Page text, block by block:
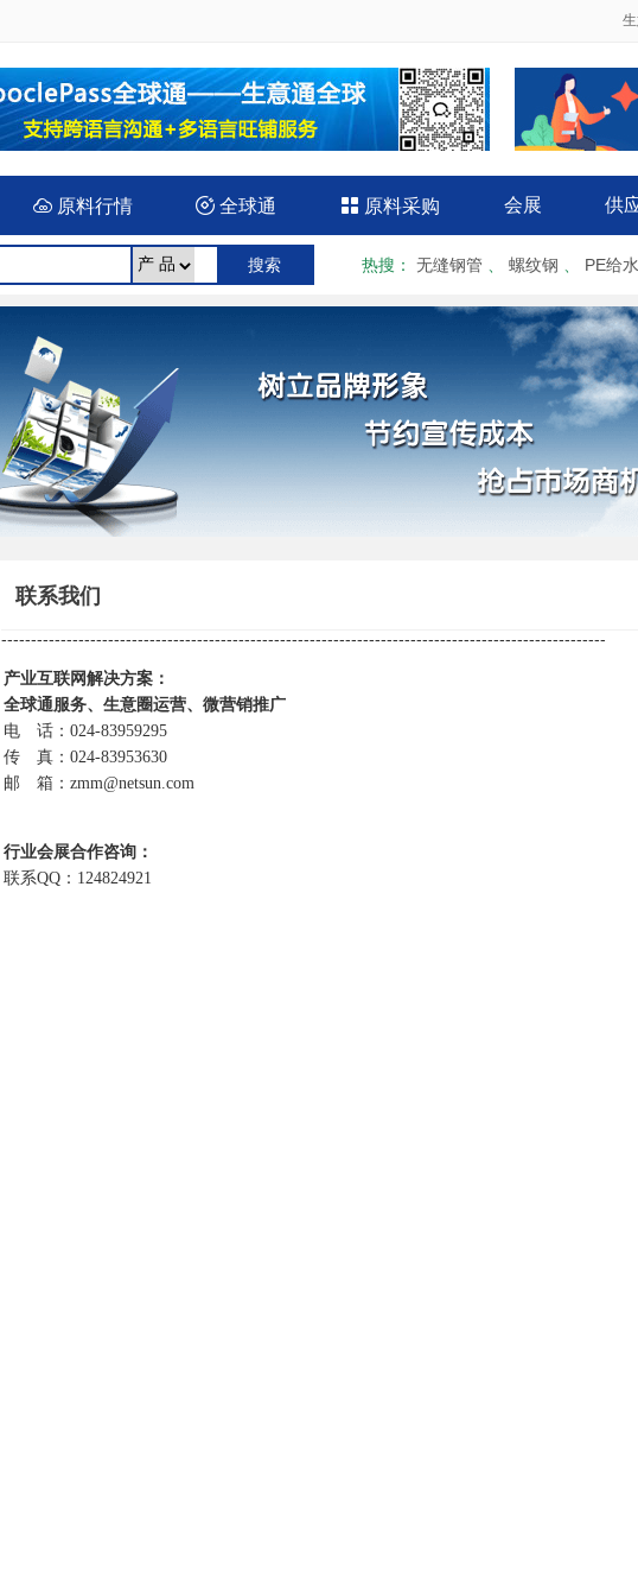
原料行情  全球通  原料采购 会展 供
热搜 ： 无缝钢管 螺纹钢 PE给
联系我们
------------------------------------------------------------------------------------------------------